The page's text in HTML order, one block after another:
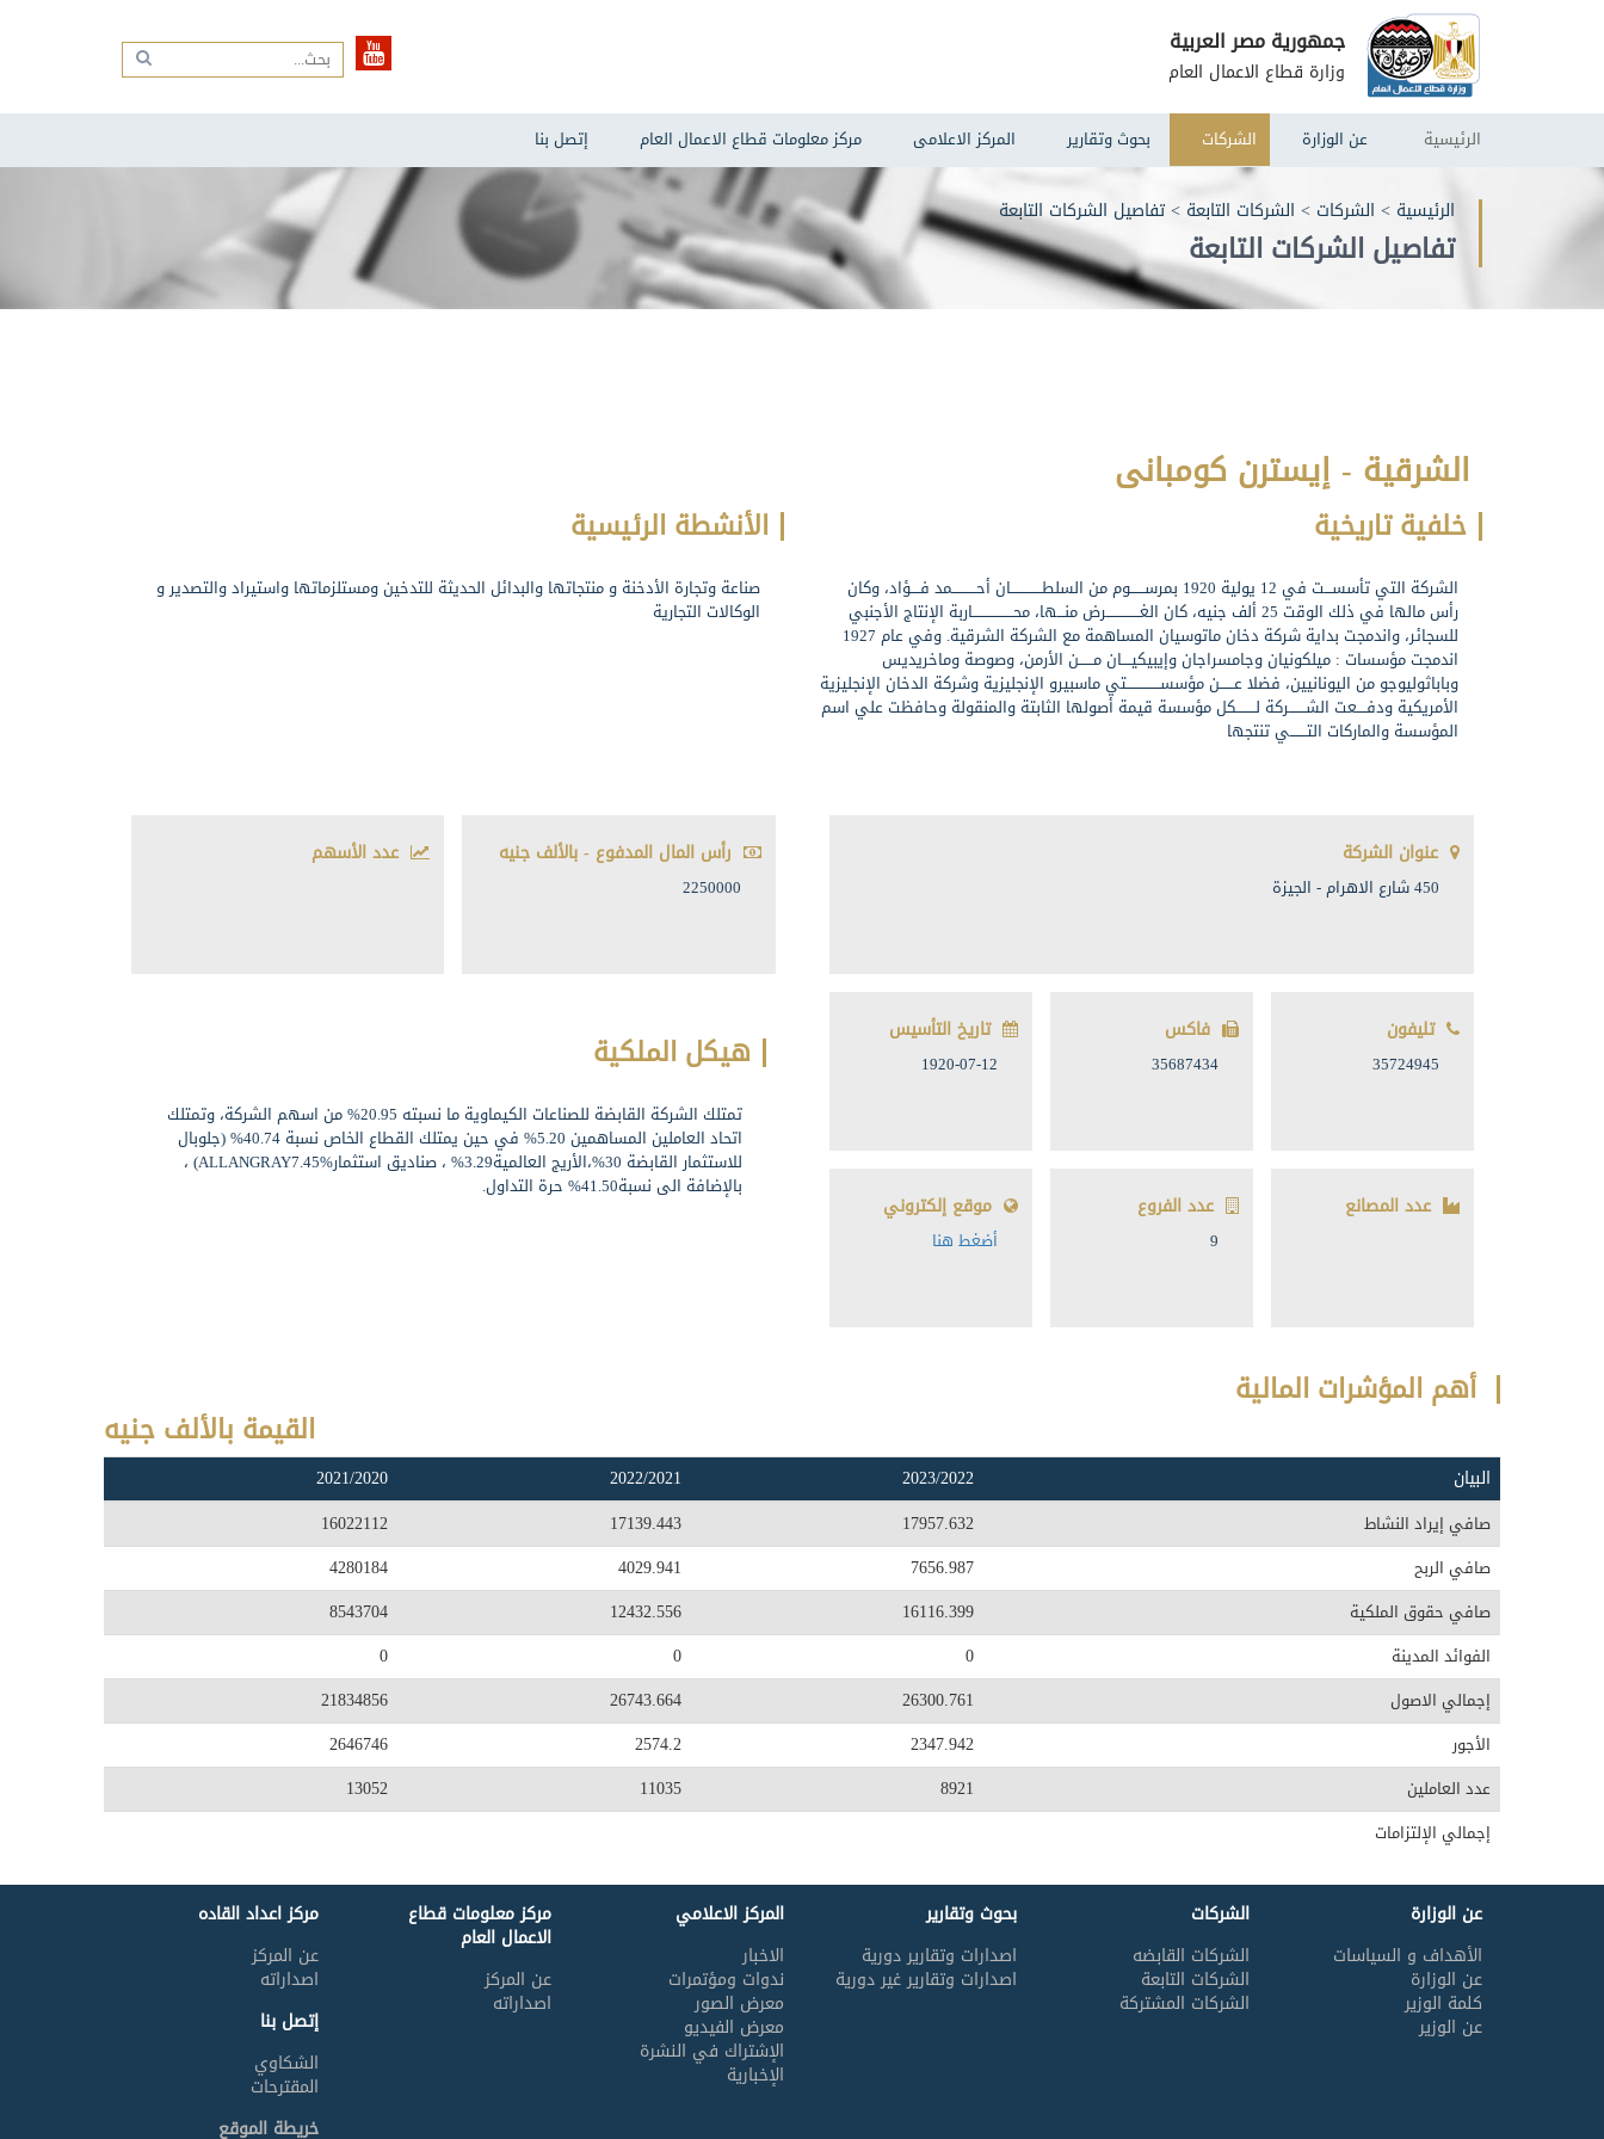
جمهورية مصر العربية
وزارة قطاع الاعمال العام
الرئيسية عن الوزارة الشركات بحوث وتقارير المركز الاعلامى مركز معلومات قطاع الاعمال العام إتصل بنا
الرئيسية > الشركات > الشركات التابعة >تفاصيل الشركات التابعة
تفاصيل الشركات التابعة
الشرقية - إيسترن كومبانى
خلفية تاريخية
الشركة التي تأسســـت في 12 يولية 1920 بمرســــــوم من السلطـــــــــــــان أحــــــــــمد فــــؤاد، وكان
رأس مالها في ذلك الوقت 25 ألف جنيه، كان الغــــــــــــــرض منـــها، محـــــــــــــــــاربة الإنتاج الأجنبي
للسجائر، واندمجت بداية شركة دخان ماتوسيان المساهمة مع الشركة الشرقية. وفي عام 1927
اندمجت مؤسسات : ميلكونيان وجامسراجان وإيبيكيــــان مــــــن الأرمن، وصوصة وماخريديس
وباباثوليوجو من اليونانيين، فضلا عــــــن مؤسســــــــــــــتي ماسبيرو الإنجليزية وشركة الدخان الإنجليزية
الأمريكية ودفــــعت الشـــــــركة لــــــــكل مؤسسة قيمة أصولها الثابتة والمنقولة وحافظت علي اسم
المؤسسة والماركات التـــــــي تنتجها
الأنشطة الرئيسية
صناعة وتجارة الأدخنة و منتجاتها والبدائل الحديثة للتدخين ومستلزماتها واستيراد والتصدير و
الوكالات التجارية
عنوان الشركة
450 شارع الاهرام - الجيزة
تليفون
35724945
فاكس
35687434
تاريخ التأسيس
1920-07-12
عدد المصانع عدد الفروع
9
موقع إلكتروني
أضغط هنا
رأس المال المدفوع - بالألف جنيه
2250000
عدد الأسهم
هيكل الملكية
تمتلك الشركة القابضة للصناعات الكيماوية ما نسبته 20.95% من اسهم الشركة، وتمتلك
اتحاد العاملين المساهمين 5.20% في حين يمتلك القطاع الخاص نسبة 40.74% (جلوبال
للاستثمار القابضة 30%،الأريج العالمية3.29% ، صناديق استثمارALLANGRAY7.45%) ،
بالإضافة الى نسبة41.50% حرة التداول.
أهم المؤشرات المالية
القيمة بالألف جنيه
البيان
صافي إيراد النشاط
صافي الربح
صافي حقوق الملكية
الفوائد المدينة
إجمالي الاصول
الأجور
عدد العاملين
إجمالي الإلتزامات
2023/2022
17957.632
7656.987
16116.399
0
26300.761
2347.942
8921
2022/2021
17139.443
4029.941
12432.556
0
26743.664
2574.2
11035
2021/2020
16022112
4280184
8543704
0
21834856
2646746
13052
عن الوزارة
الأهداف و السياسات
عن الوزارة
كلمة الوزير
عن الوزير
الشركات
الشركات القابضه
الشركات التابعة
الشركات المشتركة
بحوث وتقارير
اصدارات وتقارير دورية
اصدارات وتقارير غير دورية
المركز الاعلامي
الاخبار
ندوات ومؤتمرات
معرض الصور
معرض الفيديو
الإشتراك في النشرة
الإخبارية
مركز معلومات قطاع
الاعمال العام
عن المركز
اصداراته
مركز اعداد القاده
عن المركز
اصداراته
إتصل بنا
الشكاوي
المقترحات
خريطة الموقع